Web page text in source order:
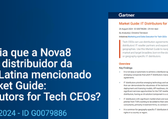
FEVEREIRO 16, 2023MATERIAIS